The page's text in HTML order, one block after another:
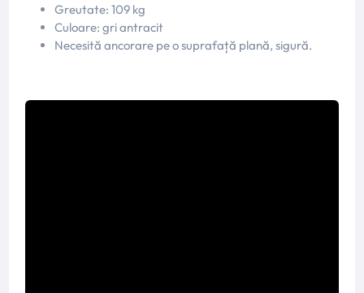
Greutate: 109 kg
Culoare: gri antracit
Necesită ancorare pe o suprafață plană, sigură.